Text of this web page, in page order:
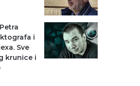
i
Sve
krunice i